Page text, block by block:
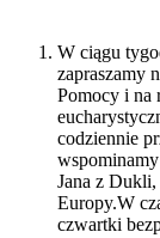
W ciągu
zapraszamy
Pomocy i na
codziennie
Jana z
Europy.W
czwartki